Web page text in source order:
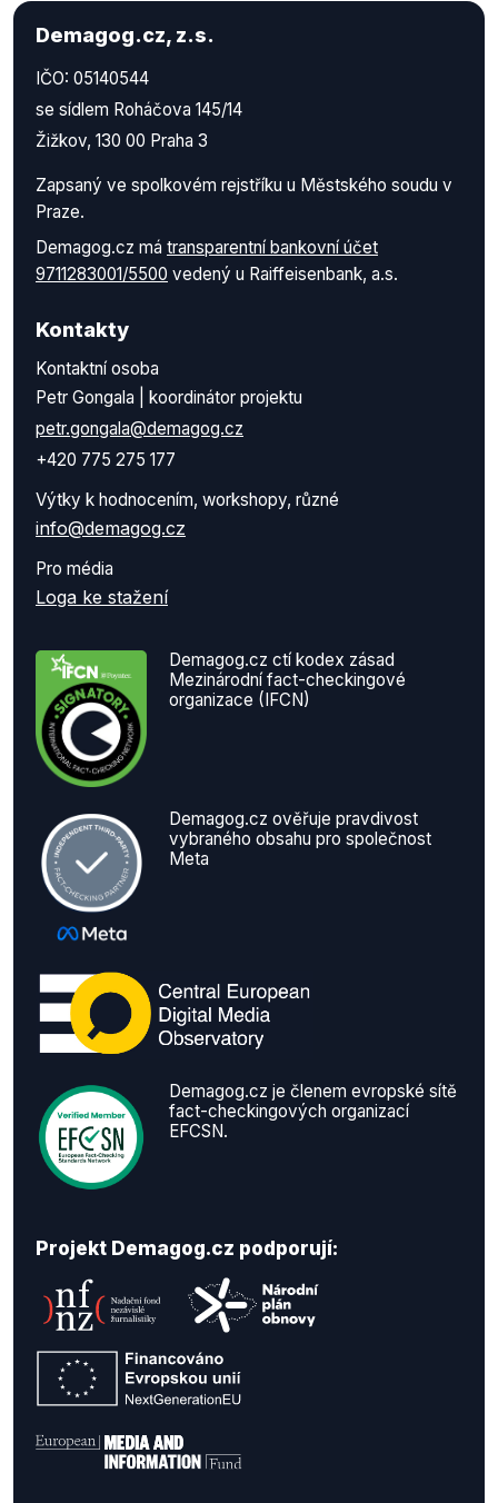
Demagog.cz, z.s.
IČO: 05140544
se sídlem Roháčova 145/14
Žižkov, 130 00 Praha 3
Zapsaný ve spolkovém rejstříku u Městského soudu v
Praze.
Demagog.cz má transparentní bankovní účet
9711283001/5500 vedený u Raiffeisenbank, a.s.
Kontakty
Kontaktní osoba
Petr Gongala | koordinátor projektu
petr.gongala@demagog.cz
+420 775 275 177
Výtky k hodnocením, workshopy, různé
info@demagog.cz
Pro média
Loga ke stažení
Demagog.cz ctí kodex zásad
Mezinárodní fact-checkingové
organizace (IFCN)
Demagog.cz ověřuje pravdivost
vybraného obsahu pro společnost
Meta
Demagog.cz je členem evropské sítě
fact-checkingových organizací
EFCSN.
Projekt Demagog.cz podporují: